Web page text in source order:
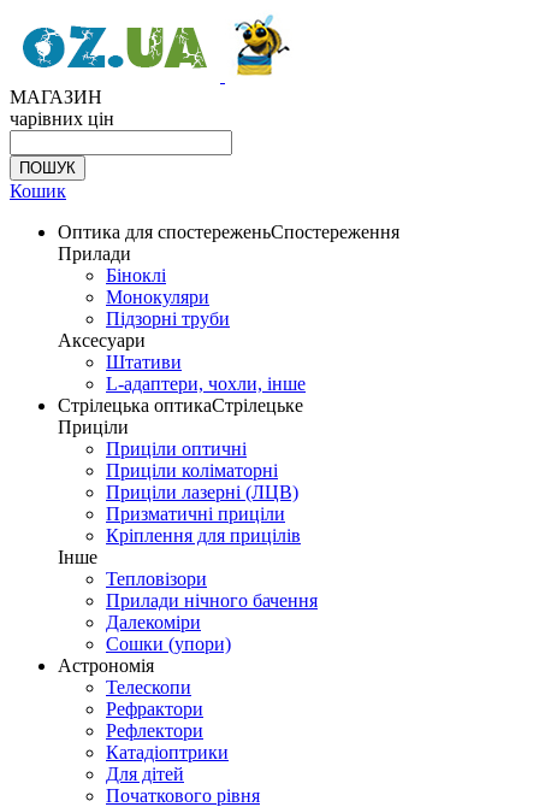
МАГАЗИН
чарівних цін
Кошик
Оптика для спостереженьСпостереження
Прилади
Біноклі
Монокуляри
Підзорні труби
Аксесуари
Штативи
L-адаптери, чохли, інше
Стрілецька оптикаСтрілецьке
Приціли
Приціли оптичні
Приціли коліматорні
Приціли лазерні (ЛЦВ)
Призматичні приціли
Кріплення для прицілів
Інше
Тепловізори
Прилади нічного бачення
Далекоміри
Сошки (упори)
Астрономія
Телескопи
Рефрактори
Рефлектори
Катадіоптрики
Для дітей
Початкового рівня